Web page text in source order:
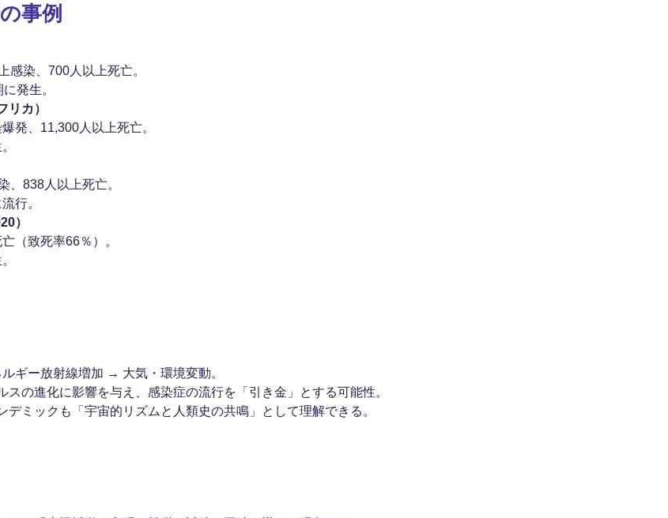
事例
感染、700人以上死亡。
発生。
リカ）
発、11,300人以上死亡。
、838人以上死亡。
行。
）
（致死率66％）。
ギー放射線増加 → 大気・環境変動。
スの進化に影響を与え、感染症の流行を「引き金」とする可能性。
デミックも「宇宙的リズムと人類史の共鳴」として理解できる。